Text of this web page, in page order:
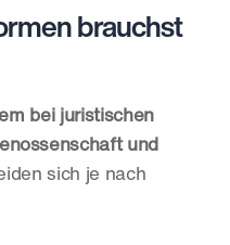
brauchst
bei juristischen
und
sich je nach